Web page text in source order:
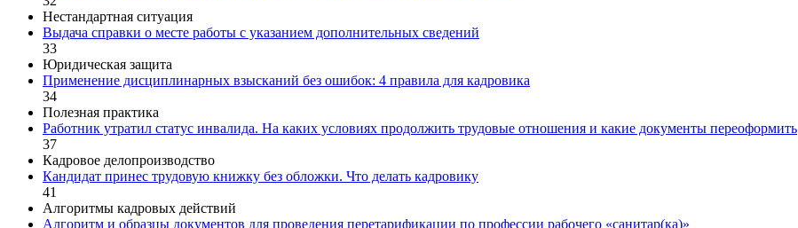
Нестандартная ситуация
Выдача справки о месте работы с указанием дополнительных сведений
33
Юридическая защита
Применение дисциплинарных взысканий без ошибок: 4 правила для кадровика
34
Полезная практика
Работник утратил статус инвалида. На каких условиях продолжить трудовые отношения и какие документы переоформить
37
Кадровое делопроизводство
Кандидат принес трудовую книжку без обложки. Что делать кадровику
41
Алгоритмы кадровых действий
Алгоритм и образцы документов для проведения перетарификации по профессии рабочего «санитар(ка)»